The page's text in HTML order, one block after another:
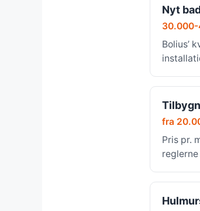
Nyt
30.000-
Bolius’
fra
Pris pr.